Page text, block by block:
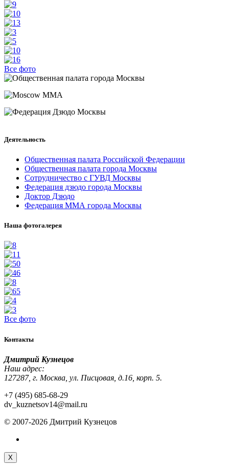
Все фото
Деятельность
Общественная палата Российской Федерации
Общественная палата города Москвы
Сотрудничество с ГУВД Москвы
Федерация дзюдо города Москвы
Доктор Дзюдо
Федерация ММА города Москвы
Наша фотогалерея
Все фото
Контакты
Дмитрий Кузнецов
Наш адрес:
127287, г. Москва, ул. Писцовая, д.16, корп. 5.
+7 (495) 685-68-29
dv_kuznetsov14@mail.ru
© 2007-2026 Дмитрий Кузнецов
X